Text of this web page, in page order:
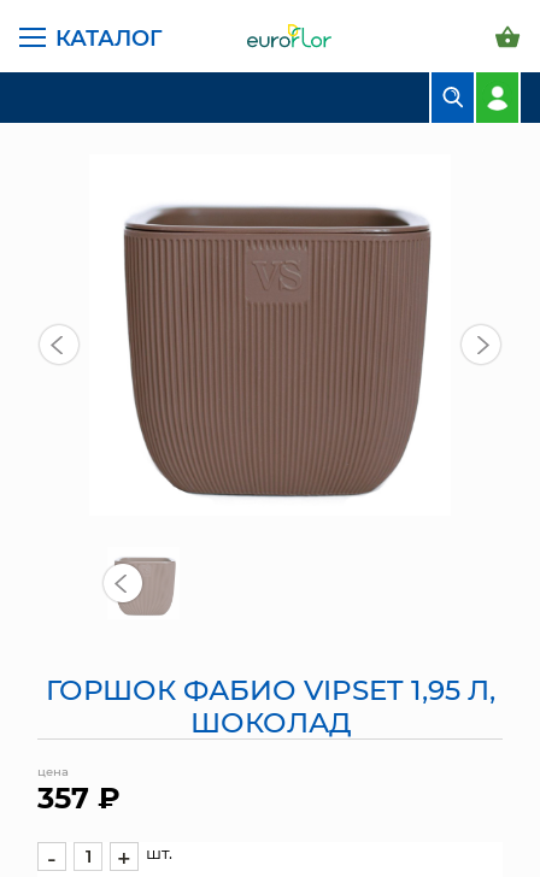
КАТАЛОГ
ЦВЕТЫ В ПАЧКАХ
СВАДЕБНАЯ ФЛОРИСТИКА
ГРУНТЫ И УДОБРЕНИЯ
ПРЕДМЕТЫ ИНТЕРЬЕРА
ЯЩИКИ
СУНДУКИ
ГЛАВНАЯ СТРАНИЦА КАТАЛОГ
ГОРШКИ И КАШПО
ГОРШОК ФАБИО VIPSET 1,95 Л,
ШОКОЛАД
цена
357 ₽
- + шт.